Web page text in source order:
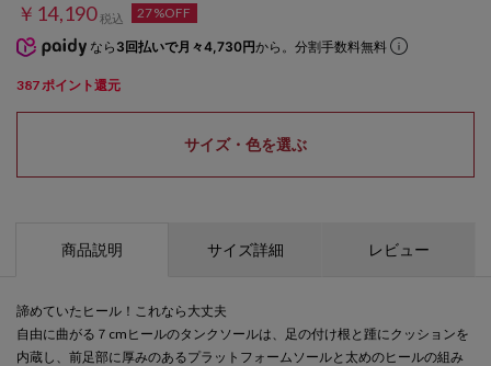
￥14,190税込 27%OFF
なら 3回払いで月々4,730円から。分割手数料無料
387 ポイント還元
サイズ・色を選ぶ
商品説明 サイズ詳細 レビュー
諦めていたヒール！これなら大丈夫
自由に曲がる７cmヒールのタンクソールは、足の付け根と踵にクッションを
内蔵し、前足部に厚みのあるプラットフォームソールと太めのヒールの組み